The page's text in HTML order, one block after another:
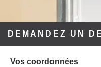
DEMANDEZ UN
Vos coordonnées